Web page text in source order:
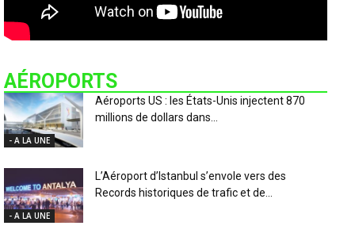
AÉROPORTS
- A LA UNE
Aéroports US : les États-Unis injectent 870
millions de dollars dans...
- A LA UNE
L’Aéroport d’Istanbul s’envole vers des
Records historiques de trafic et de...